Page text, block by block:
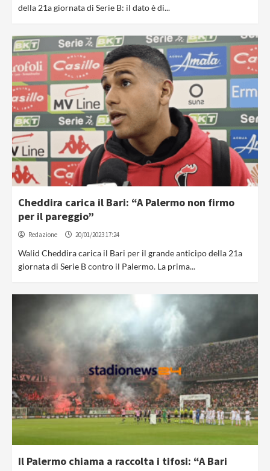
della 21a giornata di Serie B: il dato è di...
Cheddira carica il Bari: “A Palermo non firmo
per il pareggio”
Redazione 20/01/2023 17:24
Walid Cheddira carica il Bari per il grande anticipo della 21a
giornata di Serie B contro il Palermo. La prima...
Il Palermo chiama a raccolta i tifosi: “A Bari